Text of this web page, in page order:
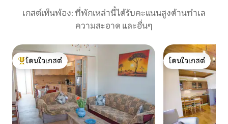
เกสต์เห็นพ้อง: ที่พักเหล่านี้ได้รับคะแนนสูงด้านทำเล
ความสะอาด และอื่นๆ
โดนใจเกสต์ที่สุด
โดนใจเกสต์
โดนใจเกสต์
โดนใจเกสต์